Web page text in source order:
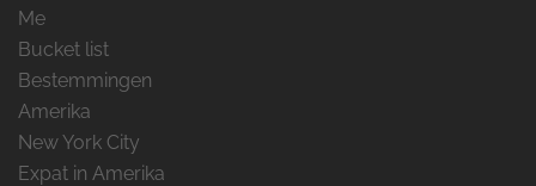
Me
Bucket list
Bestemmingen
Amerika
New York City
Expat in Amerika